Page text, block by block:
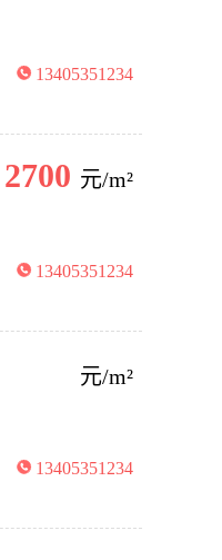
13405351234
2700 元/m²
13405351234
元/m²
13405351234